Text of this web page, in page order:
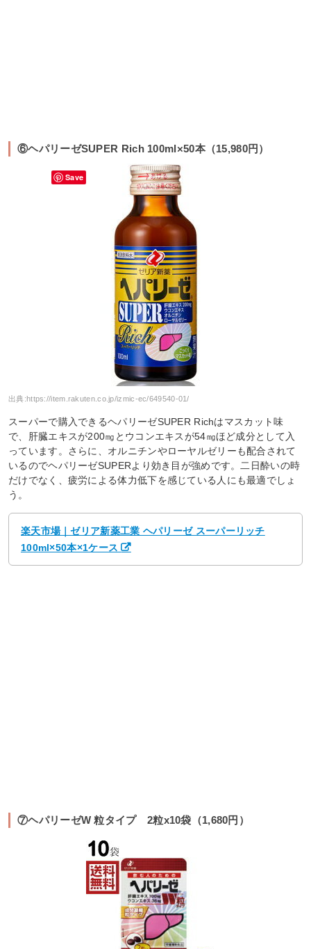
⑥ヘパリーゼSUPER Rich 100ml×50本（15,980円）
出典: https://item.rakuten.co.jp/izmic-ec/649540-01/
スーパーで購入できるヘパリーゼSUPER Richはマスカット味
で、肝臓エキスが200㎎とウコンエキスが54㎎ほど成分として入
っています。さらに、オルニチンやローヤルゼリーも配合されて
いるのでヘパリーゼSUPERより効き目が強めです。二日酔いの時
だけでなく、疲労による体力低下を感じている人にも最適でしょ
う。
楽天市場｜ゼリア新薬工業 ヘパリーゼ スーパーリッチ
100ml×50本×1ケース
⑦ヘパリーゼW 粒タイプ 2粒x10袋（1,680円）
Save